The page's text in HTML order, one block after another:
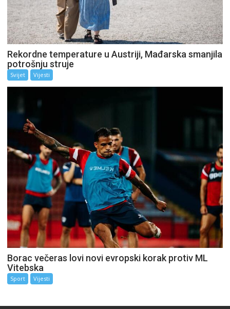
Rekordne temperature u Austriji, Mađarska smanjila
potrošnju struje
Svijet Vijesti
Borac večeras lovi novi evropski korak protiv ML
Vitebska
Sport Vijesti